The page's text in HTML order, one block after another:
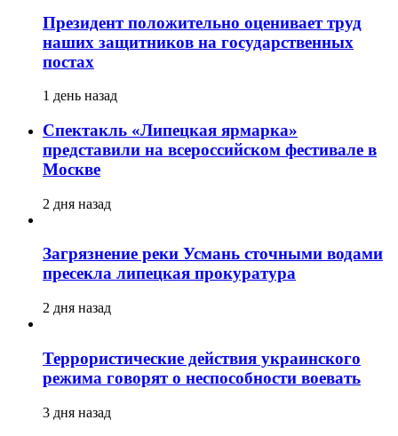
Президент положительно оценивает труд
наших защитников на государственных
постах
1 день назад
Спектакль «Липецкая ярмарка»
представили на всероссийском фестивале в
Москве
2 дня назад
Загрязнение реки Усмань сточными водами
пресекла липецкая прокуратура
2 дня назад
Террористические действия украинского
режима говорят о неспособности воевать
3 дня назад